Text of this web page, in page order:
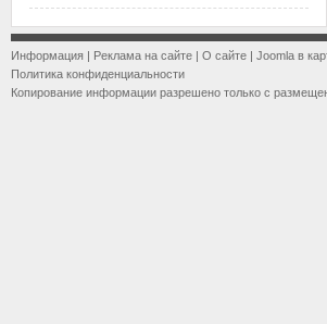
Информация | Реклама на сайте | О сайте | Joomla в
Политика конфиденциальности
Копирование информации разрешено только с